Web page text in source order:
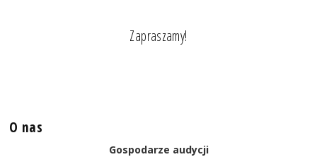
Zapraszamy!
O nas
Gospodarze audycji